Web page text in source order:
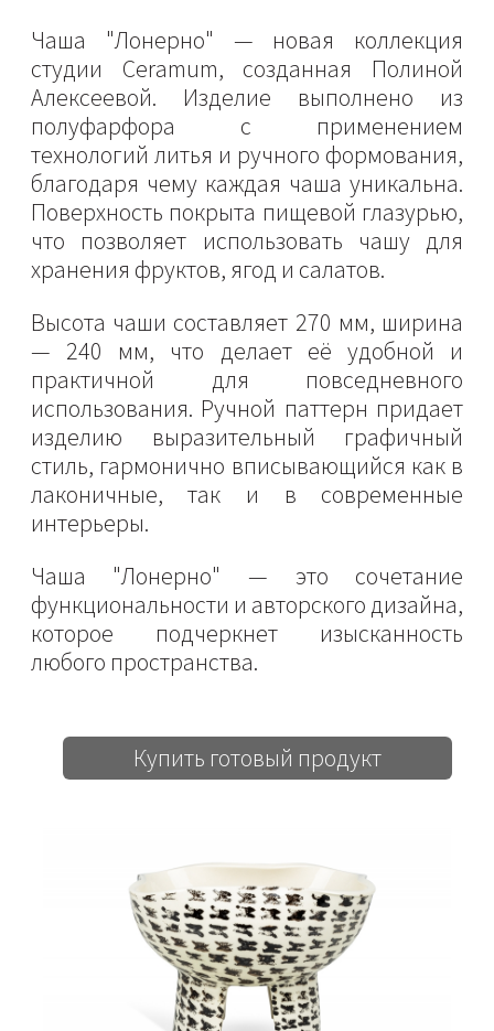
Чаша "Лонерно" — новая коллекция
студии Ceramum, созданная Полиной
Алексеевой. Изделие выполнено из
полуфарфора с применением
технологий литья и ручного формования,
благодаря чему каждая чаша уникальна.
Поверхность покрыта пищевой глазурью,
что позволяет использовать чашу для
хранения фруктов, ягод и салатов.
Высота чаши составляет 270 мм, ширина
— 240 мм, что делает её удобной и
практичной для повседневного
использования. Ручной паттерн придает
изделию выразительный графичный
стиль, гармонично вписывающийся как в
лаконичные, так и в современные
интерьеры.
Чаша "Лонерно" — это сочетание
функциональности и авторского дизайна,
которое подчеркнет изысканность
любого пространства.
Купить готовый продукт